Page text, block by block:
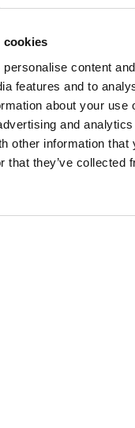
cookies
content
features and to
about your use
and
other information that
that they’ve collected
EPD - Profiles
carbon steel
EPD
SP 700
with